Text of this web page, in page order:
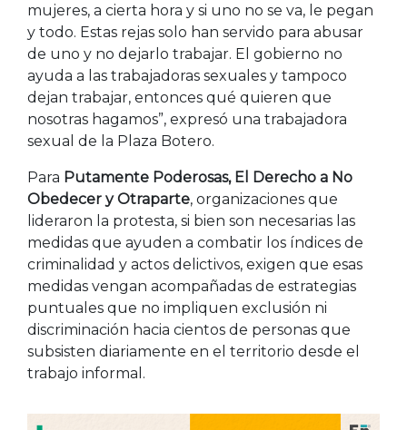
mujeres, a cierta hora y si uno no se va, le pegan
y todo. Estas rejas solo han servido para abusar
de uno y no dejarlo trabajar. El gobierno no
ayuda a las trabajadoras sexuales y tampoco
dejan trabajar, entonces qué quieren que
nosotras hagamos”, expresó una trabajadora
sexual de la Plaza Botero.
Para Putamente Poderosas, El Derecho a No
Obedecer y Otraparte, organizaciones que
lideraron la protesta, si bien son necesarias las
medidas que ayuden a combatir los índices de
criminalidad y actos delictivos, exigen que esas
medidas vengan acompañadas de estrategias
puntuales que no impliquen exclusión ni
discriminación hacia cientos de personas que
subsisten diariamente en el territorio desde el
trabajo informal.